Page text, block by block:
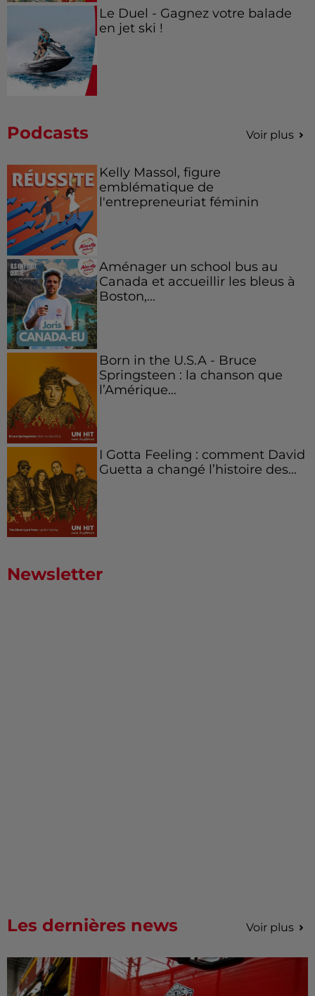
Le Duel - Gagnez votre balade
en jet ski !
Podcasts Voir plus
Kelly Massol, figure
emblématique de
l'entrepreneuriat féminin
Aménager un school bus au
Canada et accueillir les bleus à
Boston,...
Born in the U.S.A - Bruce
Springsteen : la chanson que
l’Amérique...
I Gotta Feeling : comment David
Guetta a changé l’histoire des...
Newsletter
Les dernières news Voir plus